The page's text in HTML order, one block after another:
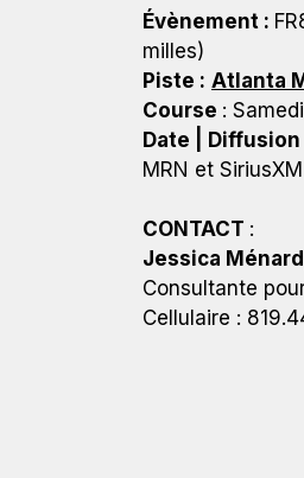
Évènement :
milles)
Piste : Atlanta
Course :
Date | Diffusion
MRN et
CONTACT :
Jessica Ménard,
Consultante
Cellulaire :